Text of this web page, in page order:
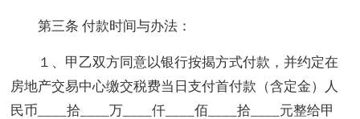
第三条 付款时间与办法：
１、甲乙双方同意以银行按揭方式付款，并约定在
房地产交易中心缴交税费当日支付首付款（含定金）人
民币____拾____万____仟____佰____拾____元整给甲